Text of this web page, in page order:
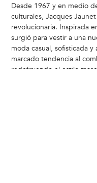
Desde 1967 y en medio
culturales, Jacques
revolucionaria. Inspirada
surgió para vestir a una
moda casual, sofisticada y
marcado tendencia al
redefiniendo el estilo